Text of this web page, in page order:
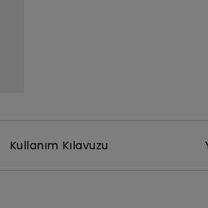
ile
ile
Kullanım Kılavuzu